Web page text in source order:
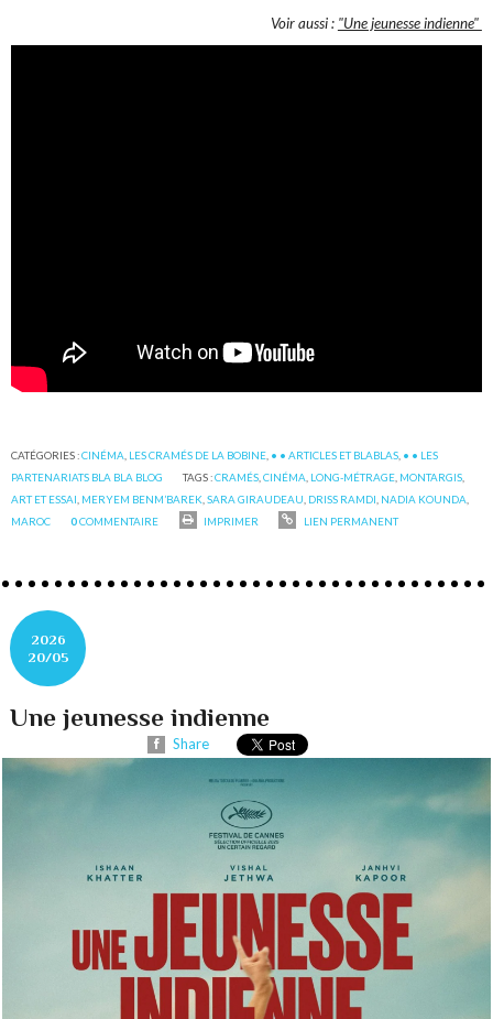
Voir aussi : "Une jeunesse indienne"
CATÉGORIES :CINÉMA LES CRAMÉS DE LA BOBINE • • ARTICLES ET BLABLAS • • LES
PARTENARIATS BLA BLA BLOG
TAGS :CRAMÉS ,CINÉMA LONG-MÉTRAGE MONTARGIS
ART ET ESSAI MERYEM BENM’BAREK ,SARA GIRAUDEAU DRISS RAMDI NADIA KOUNDA
MAROC
0COMMENTAIRE IMPRIMER LIEN PERMANENT
2026
20/05
Une jeunesse indienne
Share